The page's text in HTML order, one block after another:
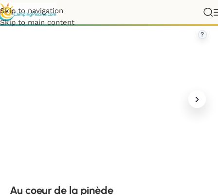
Skip to navigation
Skip to main content
Hauts-de-France»
?
Au coeur de la pinède